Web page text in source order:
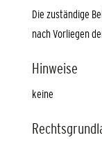
Die zuständige
nach Vorliegen
Hinweise
keine